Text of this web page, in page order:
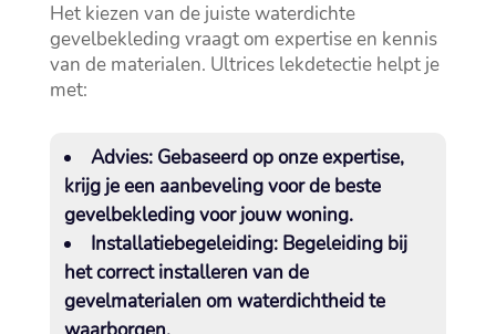
Het kiezen van de juiste waterdichte
gevelbekleding vraagt om expertise en kennis
van de materialen.​ Ultrices lekdetectie helpt je
met:
Advies:Gebaseerd op onze expertise,
krijg je een aanbeveling voor de beste
gevelbekleding voor jouw woning.​
Installatiebegeleiding:Begeleiding bij
het correct installeren van de
gevelmaterialen om waterdichtheid te